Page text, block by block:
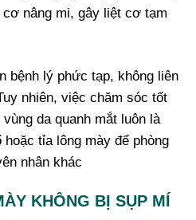
cơ nâng mi, gây liệt cơ tạm
bệnh lý phức tạp, không liên
nhiên, việc chăm sóc tốt
da quanh mắt luôn là
tỉa lông mày để phòng
nhân khác
KHÔNG BỊ SỤP MÍ